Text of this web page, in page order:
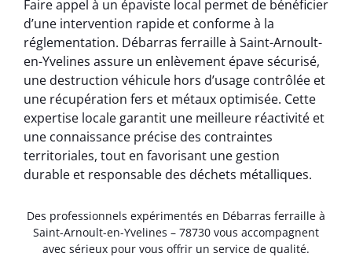
Faire appel à un épaviste local permet de bénéficier
d’une intervention rapide et conforme à la
réglementation. Débarras ferraille à Saint-Arnoult-
en-Yvelines assure un enlèvement épave sécurisé,
une destruction véhicule hors d’usage contrôlée et
une récupération fers et métaux optimisée. Cette
expertise locale garantit une meilleure réactivité et
une connaissance précise des contraintes
territoriales, tout en favorisant une gestion
durable et responsable des déchets métalliques.
Des professionnels expérimentés en Débarras ferraille à
Saint-Arnoult-en-Yvelines – 78730 vous accompagnent
avec sérieux pour vous offrir un service de qualité.